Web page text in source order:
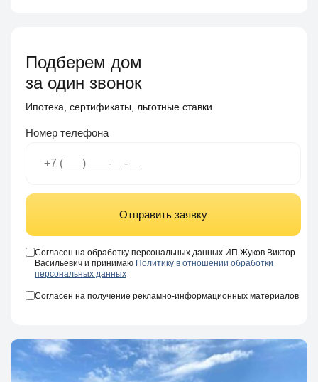
Подберем дом
за один звонок
Ипотека, сертификаты, льготные ставки
Номер телефона
Отправить заявку
Согласен на обработку персональных данных ИП Жуков Виктор
Васильевич и принимаю Политику в отношении обработки
персональных данных
Согласен на получение рекламно-информационных материалов